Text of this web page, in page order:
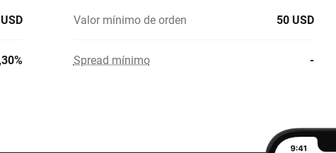
Valor mínimo de orden 50 USD
Spread mínimo -